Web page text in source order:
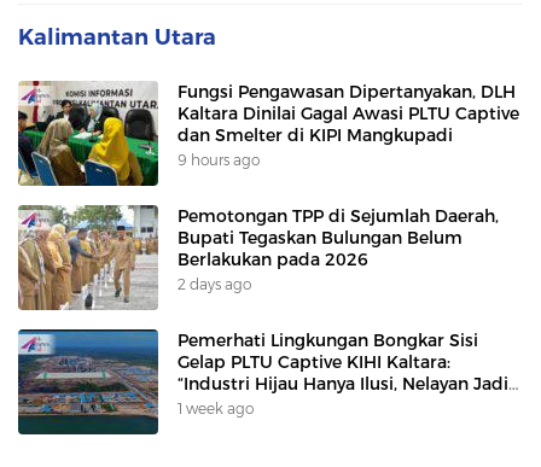
Kalimantan Utara
Fungsi Pengawasan Dipertanyakan, DLH
Kaltara Dinilai Gagal Awasi PLTU Captive
dan Smelter di KIPI Mangkupadi
9 hours ago
Pemotongan TPP di Sejumlah Daerah,
Bupati Tegaskan Bulungan Belum
Berlakukan pada 2026
2 days ago
Pemerhati Lingkungan Bongkar Sisi
Gelap PLTU Captive KIHI Kaltara:
“Industri Hijau Hanya Ilusi, Nelayan Jadi
Korban”
1 week ago